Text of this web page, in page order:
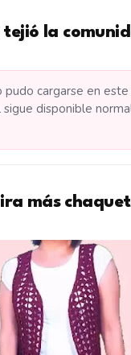
tejió la
pudo cargarse en
disponible
más